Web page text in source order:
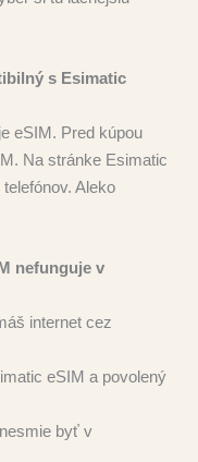
s Esimatic
eSIM. Pred kúpou
Na stránke Esimatic
Aleko
nefunguje v
internet cez
eSIM a povolený
byť v